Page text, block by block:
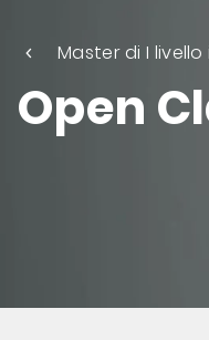
Master di I
Open